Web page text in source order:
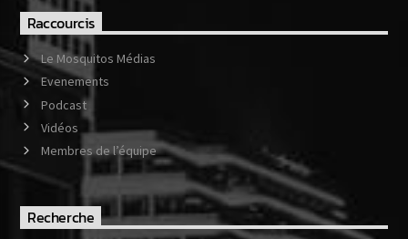
Raccourcis
Le Mosquitos Médias
Evenements
Podcast
Vidéos
Membres de l’équipe
Recherche